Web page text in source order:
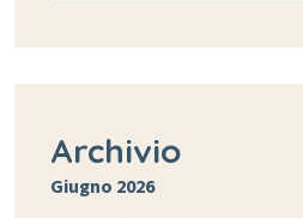
Archivio
Giugno 2026